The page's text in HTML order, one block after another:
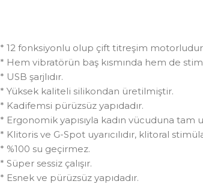
* 12 fonksiyonlu olup çift titreşim
* Hem vibratörün baş kısmında hem de
* USB şarjlıdır.
* Yüksek kaliteli silikondan üretilmiştir.
* Kadifemsi pürüzsüz yapıdadır.
* Ergonomik yapısıyla kadın vücuduna tam
* Klitoris ve G-Spot uyarıcılıdır, klitoral
* %100 su geçirmez.
* Süper sessiz çalışır.
* Esnek ve pürüzsüz yapıdadır.